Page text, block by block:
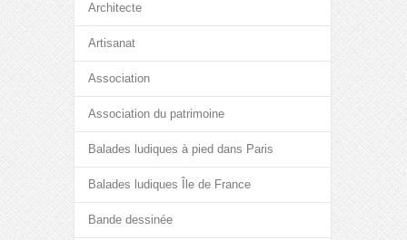
Architecte
Artisanat
Association
Association du patrimoine
Balades ludiques à pied dans Paris
Balades ludiques Île de France
Bande dessinée